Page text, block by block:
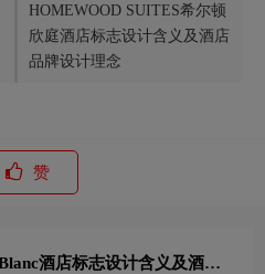
HOMEWOOD SUITES希尔顿
欣庭酒店标志设计含义及酒店
品牌设计理念
赞
酒店标志设计含义及酒店